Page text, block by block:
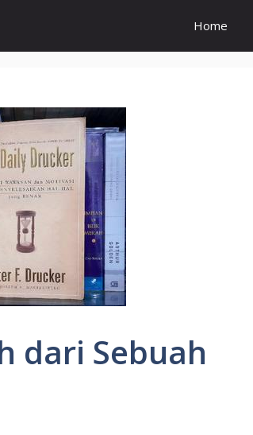
Home
dari Sebuah